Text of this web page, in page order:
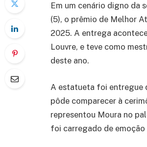
Em um cenário digno da
(5), o prêmio de Melhor
2025. A entrega
Louvre, e teve como
deste ano.
A estatueta foi entregue
pôde comparecer à
representou Moura no
foi carregado de emoção